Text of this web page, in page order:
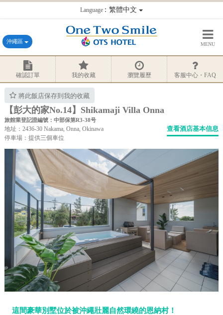
Language：繁體中文
沖繩區 MENU
確認訂單 我的收藏 瀏覽履歷 客服中心・FAQ
將此飯店保存到我的收藏
【彭大的家No.14】Shikamaji Villa Onna
旅館業登記證編號：中部保第R3-38号
地址：2436-30 Nakama, Onna, Okinawa
停車場：提供三個車位
查看酒店基本信息
這間豪華別墅位於被沖繩壯麗自然環繞的恩納村！